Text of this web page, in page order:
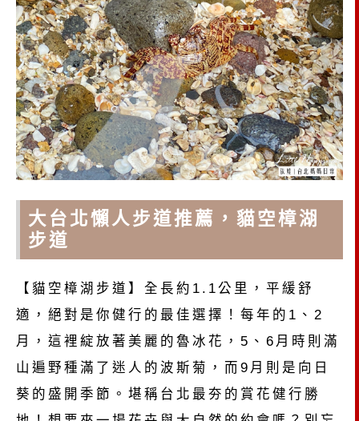
大台北懶人步道推薦，貓空樟湖
步道
【貓空樟湖步道】全長約1.1公里，平緩舒
適，絕對是你健行的最佳選擇！每年的1、2
月，這裡綻放著美麗的魯冰花，5、6月時則滿
山遍野種滿了迷人的波斯菊，而9月則是向日
葵的盛開季節。堪稱台北最夯的賞花健行勝